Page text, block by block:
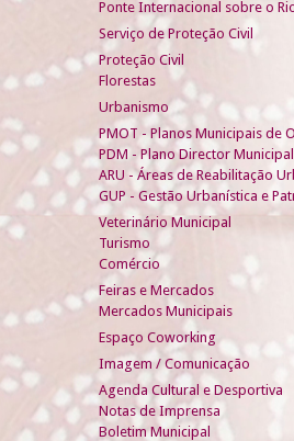
Ponte Internacional sobre o
Serviço de Proteção Civil
Proteção Civil
Florestas
Urbanismo
PMOT - Planos Municipais de
PDM - Plano Director Municipal
ARU - Áreas de Reabilitação
GUP - Gestão Urbanística e
Veterinário Municipal
Turismo
Comércio
Feiras e Mercados
Mercados Municipais
Espaço Coworking
Imagem / Comunicação
Agenda Cultural e Desportiva
Notas de Imprensa
Boletim Municipal